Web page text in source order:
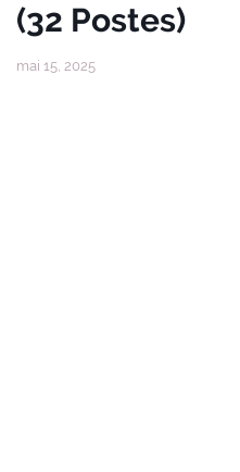
(32 Postes)
mai 15, 2025